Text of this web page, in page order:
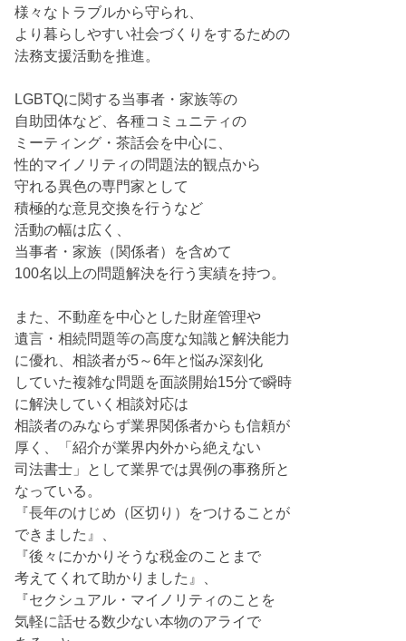
様々なトラブルから守られ、
より暮らしやすい社会づくりをするための
法務支援活動を推進。
LGBTQに関する当事者・家族等の
自助団体など、各種コミュニティの
ミーティング・茶話会を中心に、
性的マイノリティの問題法的観点から
守れる異色の専門家として
積極的な意見交換を行うなど
活動の幅は広く、
当事者・家族（関係者）を含めて
100名以上の問題解決を行う実績を持つ。
また、不動産を中心とした財産管理や
遺言・相続問題等の高度な知識と解決能力
に優れ、相談者が5～6年と悩み深刻化
していた複雑な問題を面談開始15分で瞬時
に解決していく相談対応は
相談者のみならず業界関係者からも信頼が
厚く、「紹介が業界内外から絶えない
司法書士」として業界では異例の事務所と
なっている。
『長年のけじめ（区切り）をつけることが
できました』、
『後々にかかりそうな税金のことまで
考えてくれて助かりました』、
『セクシュアル・マイノリティのことを
気軽に話せる数少ない本物のアライで